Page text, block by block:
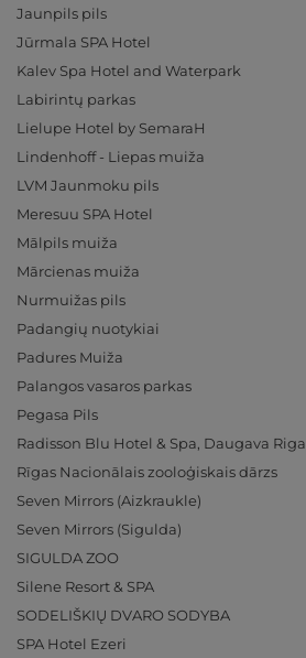
Jaunpils pils
Jūrmala SPA Hotel
Kalev Spa Hotel and Waterpark
Labirintų parkas
Lielupe Hotel by SemaraH
Lindenhoff - Liepas muiža
LVM Jaunmoku pils
Meresuu SPA Hotel
Mālpils muiža
Mārcienas muiža
Nurmuižas pils
Padangių nuotykiai
Padures Muiža
Palangos vasaros parkas
Pegasa Pils
Radisson Blu Hotel & Spa, Daugava Riga
Rīgas Nacionālais zooloģiskais dārzs
Seven Mirrors (Aizkraukle)
Seven Mirrors (Sigulda)
SIGULDA ZOO
Silene Resort & SPA
SODELIŠKIŲ DVARO SODYBA
SPA Hotel Ezeri